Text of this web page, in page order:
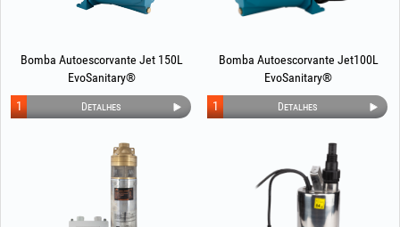
Bomba Autoescorvante Jet 150L
EvoSanitary®
Detalhes
1
Bomba Autoescorvante Jet100L
EvoSanitary®
Detalhes
1